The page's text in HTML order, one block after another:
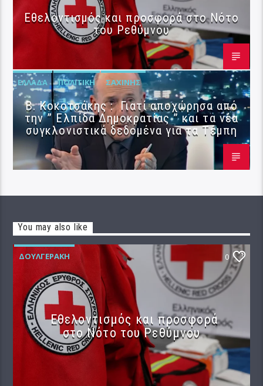
Εθελοντισμός και προσφορά στο Νότο
του Ρεθύμνου
ΕΛΛΆΔΑ ΠΟΛΙΤΙΚΉ ΣΑΧΊΝΗΣ
Β. Κοκοτσάκης : Γιατί αποχώρησα από
την ” Ελπίδα Δημοκρατίας ” και τα νέα
συγκλονιστικά δεδομένα για τα Τέμπη
You may also like
ΔΟΥΛΓΕΡΆΚΗ 0
Εθελοντισμός και προσφορά
στο Νότο του Ρεθύμνου